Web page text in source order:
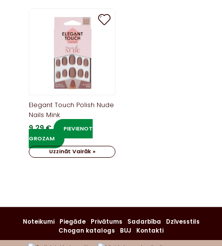
Elegant Touch Polish Nude
Nails Mink
9,29€
PIEVIENOT
GROZAM
Uzzināt Vairāk »
Noteikumi Piegāde Privātums Sadarbība
Dzīvesstils
Chogan katalogs
BUJ Kontakti